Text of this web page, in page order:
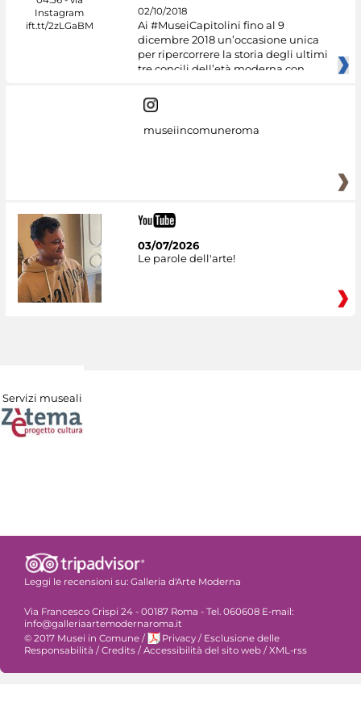
02/10/2018
Ai #MuseiCapitolini fino al 9
dicembre 2018 un’occasione unica
per ripercorrere la storia degli ultimi
tre concili dell’età moderna con
museiincomuneroma
03/07/2026
Le parole dell'arte!
Servizi museali
Leggi le recensioni su: Galleria d'Arte Moderna
Via Francesco Crispi 24 - 00187 Roma - Tel. 060608 E-mail:
info@galleriaartemodernaroma.it
© 2017 Musei in Comune / Privacy / Esclusione delle
Responsabilità / Credits / Accessibilità del sito web / XML-rss